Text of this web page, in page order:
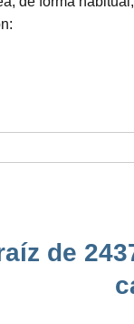
de